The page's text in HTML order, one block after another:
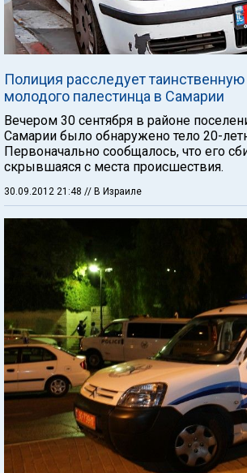
Полиция расследует таинственную
молодого палестинца в Самарии
Вечером 30 сентября в районе
Самарии было обнаружено тело 20-
Первоначально сообщалось, что его
скрывшаяся с места происшествия.
30.09.2012 21:48 // В Израиле